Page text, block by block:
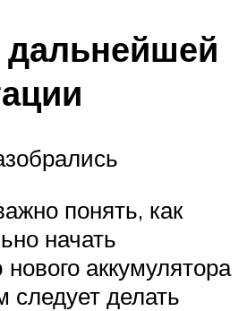
понять, как
начать
аккумулятора
следует делать